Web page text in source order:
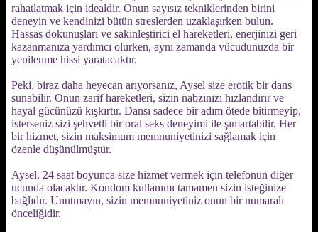
rahatlatmak için idealdir. Onun sayısız tekniklerinden birini
deneyin ve kendinizi bütün streslerden uzaklaşırken bulun.
Hassas dokunuşları ve sakinleştirici el hareketleri, enerjinizi geri
kazanmanıza yardımcı olurken, aynı zamanda vücudunuzda bir
yenilenme hissi yaratacaktır.
Peki, biraz daha heyecan arıyorsanız, Aysel size erotik bir dans
sunabilir. Onun zarif hareketleri, sizin nabzınızı hızlandırır ve
hayal gücünüzü kışkırtır. Dansı sadece bir adım ötede bitirmeyip,
isterseniz sizi şehvetli bir oral seks deneyimi ile şımartabilir. Her
bir hizmet, sizin maksimum memnuniyetinizi sağlamak için
özenle düşünülmüştür.
Aysel, 24 saat boyunca size hizmet vermek için telefonun diğer
ucunda olacaktır. Kondom kullanımı tamamen sizin isteğinize
bağlıdır. Unutmayın, sizin memnuniyetiniz onun bir numaralı
önceliğidir.